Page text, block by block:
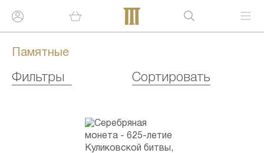
Памятные
Фильтры Сортировать